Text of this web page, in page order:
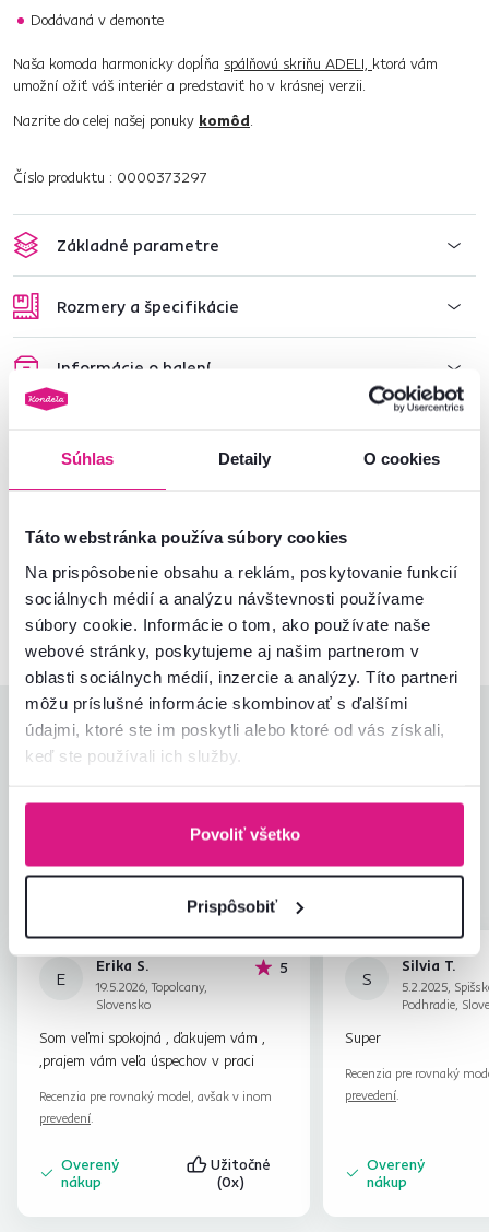
Súhlas Detaily O cookies
Táto webstránka používa súbory cookies
Na prispôsobenie obsahu a reklám, poskytovanie funkcií
sociálnych médií a analýzu návštevnosti používame
súbory cookie. Informácie o tom, ako používate naše
webové stránky, poskytujeme aj našim partnerom v
oblasti sociálnych médií, inzercie a analýzy. Títo partneri
môžu príslušné informácie skombinovať s ďalšími
údajmi, ktoré ste im poskytli alebo ktoré od vás získali,
keď ste používali ich služby.
Povoliť všetko
Prispôsobiť
Dodávaná v demonte
Naša komoda harmonicky dopĺňa spálňovú skriňu ADELI, ktorá vám
umožní ožiť váš interiér a predstaviť ho v krásnej verzii.
Nazrite do celej našej ponuky komôd.
Číslo produktu : 0000373297
Základné parametre
Rozmery a špecifikácie
Informácie o balení
Nenašli ste požadované informácie?
Kontaktujte nás a my vám radi poradíme
02/ 40 100 100 Spustiť chat
Hodnotenia produktu
4,8
Kvalita výrobku
4,6
Zodpovedá očakávaniam
E
Erika S.
19.5.2026, Topolcany,
Slovensko
5hviezdičiek
Som veľmi spokojná , ďakujem vám ,
,prajem vám veľa úspechov v praci
Recenzia pre rovnaký model, avšak v inom
prevedení.
Overený
nákup
Užitočné
(0x)
S
Silvia T.
5.2.2025,
Podhradie,
Super
Recenzia pre rovnaký
prevedení.
Overený
nákup